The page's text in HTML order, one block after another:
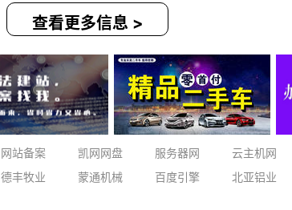
查看更多信息 >
网站备案 凯网网盘 服务器网 云主机网
德丰牧业 蒙通机械 百度引擎 北亚铝业